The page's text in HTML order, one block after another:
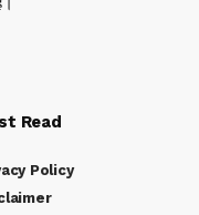
Read
Policy